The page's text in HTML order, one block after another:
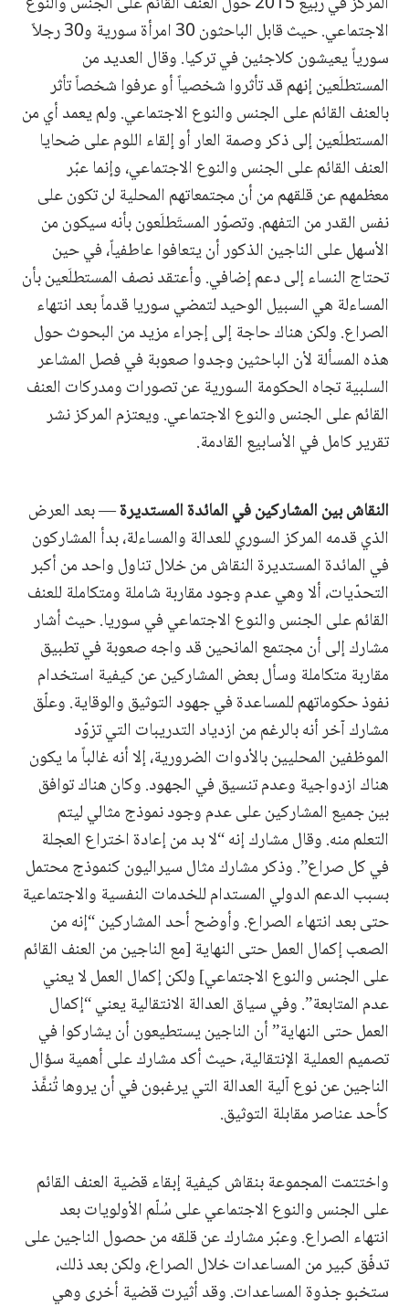
الاجتماعي. حيث قابل الباحثون 30 امرأة سورية و30 رجلاً
سورياً يعيشون كلاجئين في تركيا. وقال العديد من
المستطلَعين إنهم قد تأثروا شخصياً أو عرفوا شخصاً تأثر
بالعنف القائم على الجنس والنوع الاجتماعي. ولم يعمد أي من
المستطلَعين إلى ذكر وصمة العار أو إلقاء اللوم على ضحايا
العنف القائم على الجنس والنوع الاجتماعي، وإنما عبّر
معظمهم عن قلقهم من أن مجتمعاتهم المحلية لن تكون على
نفس القدر من التفهم. وتصوّر المستَطلَعون بأنه سيكون من
الأسهل على الناجين الذكور أن يتعافوا عاطفياً، في حين
تحتاج النساء إلى دعم إضافي. وأعتقد نصف المستطلَعين بأن
المساءلة هي السبيل الوحيد لتمضي سوريا قدماً بعد انتهاء
الصراع. ولكن هناك حاجة إلى إجراء مزيد من البحوث حول
هذه المسألة لأن الباحثين وجدوا صعوبة في فصل المشاعر
السلبية تجاه الحكومة السورية عن تصورات ومدركات العنف
القائم على الجنس والنوع الاجتماعي. ويعتزم المركز نشر
تقرير كامل في الأسابيع القادمة.
النقاش بين المشاركين في المائدة المستديرة— بعد العرض
الذي قدمه المركز السوري للعدالة والمساءلة، بدأ المشاركون
في المائدة المستديرة النقاش من خلال تناول واحد من أكبر
التحدّيات، ألا وهي عدم وجود مقاربة شاملة ومتكاملة للعنف
القائم على الجنس والنوع الاجتماعي في سوريا. حيث أشار
مشارك إلى أن مجتمع المانحين قد واجه صعوبة في تطبيق
مقاربة متكاملة وسأل بعض المشاركين عن كيفية استخدام
نفوذ حكوماتهم للمساعدة في جهود التوثيق والوقاية. وعلّق
مشارك آخر أنه بالرغم من ازدياد التدريبات التي تزوّد
الموظفين المحليين بالأدوات الضرورية، إلا أنه غالباً ما يكون
هناك ازدواجية وعدم تنسيق في الجهود. وكان هناك توافق
بين جميع المشاركين على عدم وجود نموذج مثالي ليتم
التعلم منه. وقال مشارك إنه “لا بد من إعادة اختراع العجلة
في كل صراع”. وذكر مشارك مثال سيراليون كنموذج محتمل
بسبب الدعم الدولي المستدام للخدمات النفسية والاجتماعية
حتى بعد انتهاء الصراع. وأوضح أحد المشاركين “إنه من
الصعب إكمال العمل حتى النهاية [مع الناجين من العنف القائم
على الجنس والنوع الاجتماعي] ولكن إكمال العمل لا يعني
عدم المتابعة”. وفي سياق العدالة الانتقالية يعني “إكمال
العمل حتى النهاية” أن الناجين يستطيعون أن يشاركوا في
تصميم العملية الإنتقالية، حيث أكد مشارك على أهمية سؤال
الناجين عن نوع آلية العدالة التي يرغبون في أن يروها تُنفَّذ
كأحد عناصر مقابلة التوثيق.
واختتمت المجموعة بنقاش كيفية إبقاء قضية العنف القائم
على الجنس والنوع الاجتماعي على سُلّم الأولويات بعد
انتهاء الصراع. وعبّر مشارك عن قلقه من حصول الناجين على
تدفّق كبير من المساعدات خلال الصراع، ولكن بعد ذلك،
ستخبو جذوة المساعدات. وقد أثيرت قضية أخرى وهي